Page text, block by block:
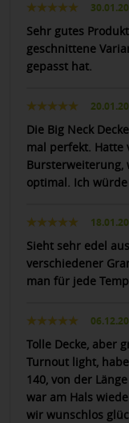
Sehr gutes
geschnittene
gepasst hat.
Die Big Neck
mal perfekt. Hatte
Bursterweiterung,
optimal. Ich
Sieht sehr edel
verschiedener
man für jede
Tolle Decke, aber
Turnout light,
140, von der
war am Hals
wir wunschlos